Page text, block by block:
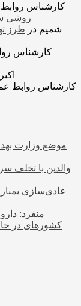
کارشناس
روشی
شمیم در طرز
کارشناس
کارشناس روابط
موضع وزارت
والدین با تخلف
عادی‌سازی
منفرد:
کشورهای در